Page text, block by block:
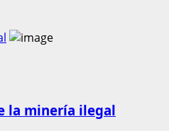
la minería ilegal